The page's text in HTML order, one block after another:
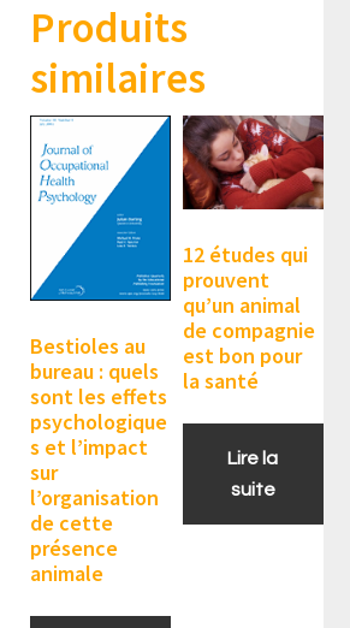
Produits
similaires
Bestioles au
bureau : quels
sont les effets
psychologique
s et l’impact
sur
l’organisation
de cette
présence
animale
12 études qui
prouvent
qu’un animal
de compagnie
est bon pour
la santé
Lire la
suite